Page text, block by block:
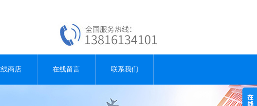
商店 在线留言 联系我们